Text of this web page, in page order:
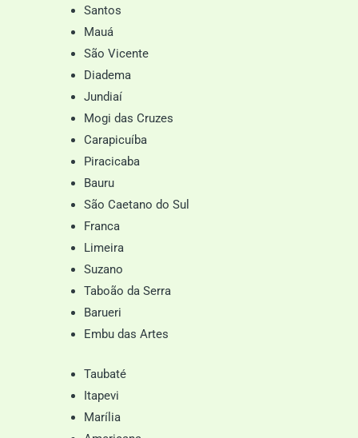
Santos
Mauá
São Vicente
Diadema
Jundiaí
Mogi das Cruzes
Carapicuíba
Piracicaba
Bauru
São Caetano do Sul
Franca
Limeira
Suzano
Taboão da Serra
Barueri
Embu das Artes
Taubaté
Itapevi
Marília